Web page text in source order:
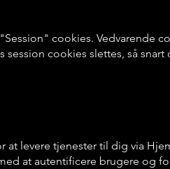
cookies. Vedvarende
cookies slettes, så snart
at levere tjenester til dig via
at autentificere brugere og